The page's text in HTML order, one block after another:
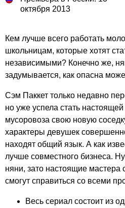
октября 2013
Кем лучше всего работать
школьницам, которые хотят
независимыми? Конечно же,
задумывается, как опасна
Сэм Паккет только недавно
но уже успела стать
мусоровоза свою новую
характеры девушек
находят общий язык. А как
лучше совместного бизнеса.
няни, зато настоящие мастера
смогут справиться со всеми
Весь сериал состоит из